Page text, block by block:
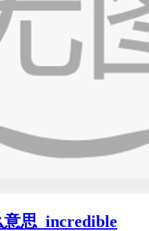
思_incredible